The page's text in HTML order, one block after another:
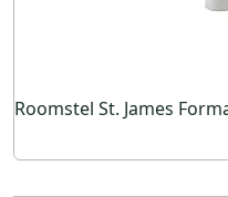
Roomstel St. James